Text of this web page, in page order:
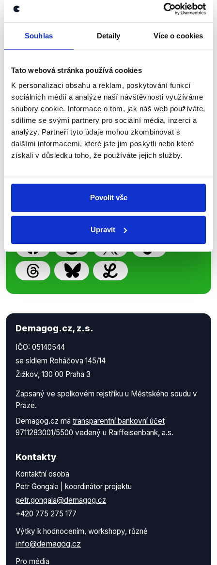
Souhlas Detaily Více o cookies
Tato webová stránka používá cookies
K personalizaci obsahu a reklam, poskytování funkcí
sociálních médií a analýze naší návštěvnosti využíváme
soubory cookie. Informace o tom, jak náš web používáte,
sdílíme se svými partnery pro sociální média, inzerci a
analýzy. Partneři tyto údaje mohou zkombinovat s
dalšími informacemi, které jste jim poskytli nebo které
získali v důsledku toho, že používáte jejich služby.
Povolit vše
Upravit
newsletteru nebo
whatsappového
shrnutí nejzajímavějších článků a analýz.
Začněte nás odebírat, a mějte tak
nepravdy se zrovna v Česku šíří.
Newsletter WhatsApp
Sociální sítě
Nenechte si ujít nejnovější události
z Demagog.cz. Sdílením našich
Demagog.cz, z.s.
IČO: 05140544
se sídlem Roháčova 145/14
Žižkov, 130 00 Praha 3
Zapsaný ve spolkovém rejstříku u Městského soudu v
Praze.
Demagog.cz má transparentní bankovní účet
9711283001/5500 vedený u Raiffeisenbank, a.s.
Kontakty
Kontaktní osoba
Petr Gongala | koordinátor projektu
petr.gongala@demagog.cz
+420 775 275 177
Výtky k hodnocením, workshopy, různé
info@demagog.cz
Pro média